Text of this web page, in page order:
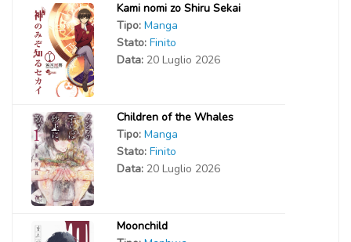
Kami nomi zo Shiru Sekai
Tipo: Manga
Stato: Finito
Data: 20 Luglio 2026
Children of the Whales
Tipo: Manga
Stato: Finito
Data: 20 Luglio 2026
Moonchild